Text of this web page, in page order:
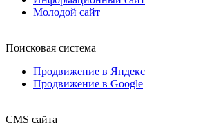
Молодой сайт
Поисковая система
Продвижение в Яндекс
Продвижение в Google
CMS сайта